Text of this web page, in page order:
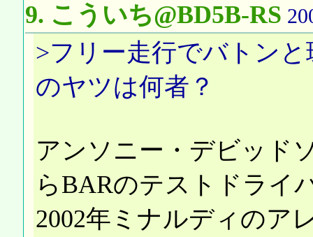
9. こういち@BD5B-RS
>フリー走行でバトン
のヤツは何者？
アンソニー・デビッド
らBARのテストドライ
2002年ミナルディのア